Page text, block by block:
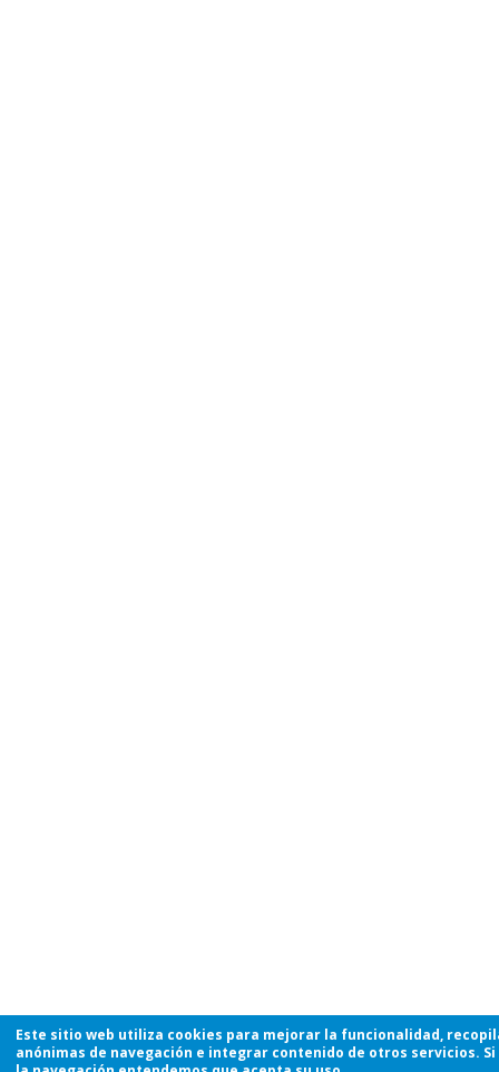
Este sitio web utiliza cookies para mejorar la funcionalidad,
anónimas de navegación e integrar contenido de otros servicios.